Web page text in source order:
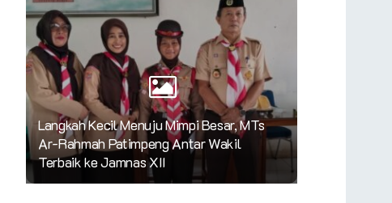
Langkah Kecil Menuju Mimpi Besar, MTs
Ar-Rahmah Patimpeng Antar Wakil
Terbaik ke Jamnas XII